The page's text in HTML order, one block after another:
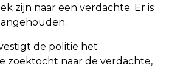
zijn naar een verdachte. Er is
de politie het
zoektocht naar de verdachte,